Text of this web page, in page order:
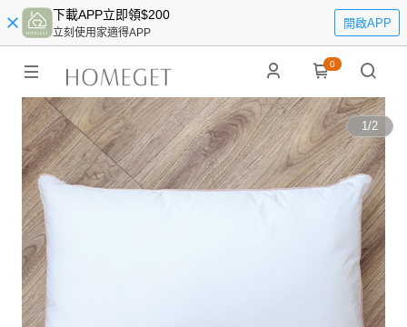
下載APP立即領$200
立刻使用家適得APP
開啟APP
0
1/2